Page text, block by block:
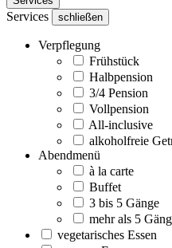
Services schließen
Verpflegung
Frühstück
Halbpension
3/4 Pension
Vollpension
All-inclusive
alkoholfreie
Abendmenü
à la carte
Buffet
3 bis 5 Gänge
mehr als 5
vegetarisches Essen